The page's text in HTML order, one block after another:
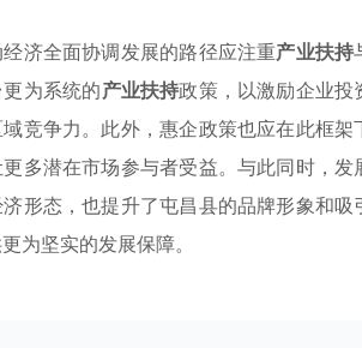
济全面协调发展的路径应注重产业扶持
为系统的产业扶持政策，以激励企业
竞争力。此外，惠企政策也应在此框
多潜在市场参与者受益。与此同时，
形态，也提升了屯昌县的品牌形象和
为坚实的发展保障。